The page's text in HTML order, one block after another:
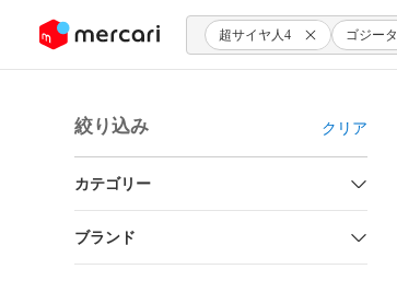
ツにスキップ 超サイヤ人4 ゴジータ
絞り込み クリア
カテゴリー
ブランド